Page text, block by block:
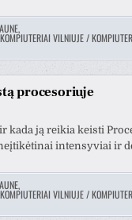
,
KOMPIUTERIAI VILNIUJE /
procesoriuje
kada ją reikia keisti
intensyviai ir
,
KOMPIUTERIAI VILNIUJE /